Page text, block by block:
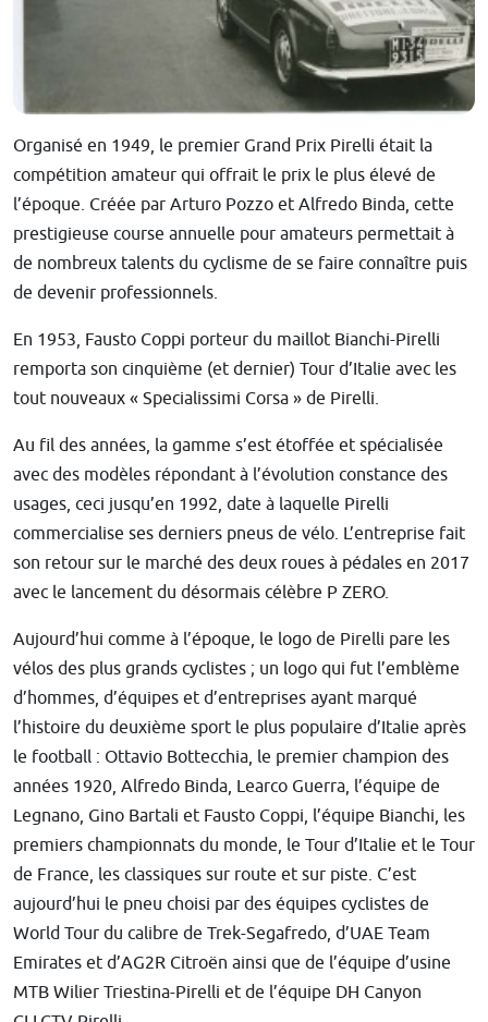
Organisé en 1949, le premier Grand Prix Pirelli était la
compétition amateur qui offrait le prix le plus élevé de
l’époque. Créée par Arturo Pozzo et Alfredo Binda, cette
prestigieuse course annuelle pour amateurs permettait à
de nombreux talents du cyclisme de se faire connaître puis
de devenir professionnels.
En 1953, Fausto Coppi porteur du maillot Bianchi-Pirelli
remporta son cinquième (et dernier) Tour d’Italie avec les
tout nouveaux « Specialissimi Corsa » de Pirelli.
Au fil des années, la gamme s’est étoffée et spécialisée
avec des modèles répondant à l’évolution constance des
usages, ceci jusqu’en 1992, date à laquelle Pirelli
commercialise ses derniers pneus de vélo. L’entreprise fait
son retour sur le marché des deux roues à pédales en 2017
avec le lancement du désormais célèbre P ZERO.
Aujourd’hui comme à l’époque, le logo de Pirelli pare les
vélos des plus grands cyclistes ; un logo qui fut l’emblème
d’hommes, d’équipes et d’entreprises ayant marqué
l’histoire du deuxième sport le plus populaire d’Italie après
le football : Ottavio Bottecchia, le premier champion des
années 1920, Alfredo Binda, Learco Guerra, l’équipe de
Legnano, Gino Bartali et Fausto Coppi, l’équipe Bianchi, les
premiers championnats du monde, le Tour d’Italie et le Tour
de France, les classiques sur route et sur piste. C’est
aujourd’hui le pneu choisi par des équipes cyclistes de
World Tour du calibre de Trek-Segafredo, d’UAE Team
Emirates et d’AG2R Citroën ainsi que de l’équipe d’usine
MTB Wilier Triestina-Pirelli et de l’équipe DH Canyon